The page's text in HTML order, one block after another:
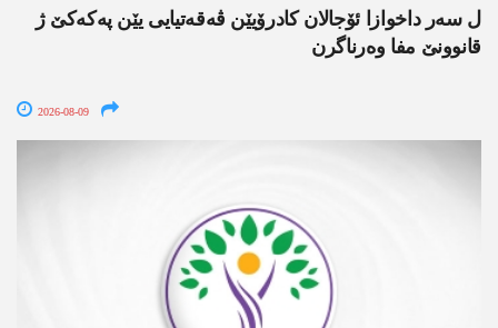
ل سەر داخوازا ئۆجالان کادرۆیێن ڤەقەتیایی یێن پەکەکێ ژ
قانوونێ مفا وەرناگرن
2026-08-09